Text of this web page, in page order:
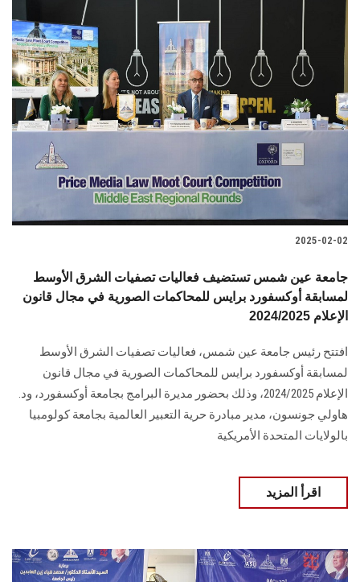
2025-02-02
جامعة عين شمس تستضيف فعاليات تصفيات الشرق الأوسط
لمسابقة أوكسفورد برايس للمحاكمات الصورية في مجال قانون
الإعلام 2024/2025
افتتح رئيس جامعة عين شمس، فعاليات تصفيات ‏الشرق الأوسط
لمسابقة أوكسفورد برايس للمحاكمات الصورية في مجال قانون
الإعلام ‏‏2024/2025، وذلك بحضور مديرة البرامج بجامعة أوكسفورد، ‏ود.
هاولي جونسون، مدير مبادرة حرية التعبير العالمية بجامعة كولومبيا
بالولايات المتحدة ‏الأمريكية
اقرأ المزيد